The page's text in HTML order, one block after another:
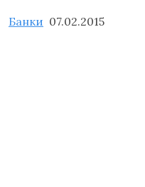
Банки 07.02.2015